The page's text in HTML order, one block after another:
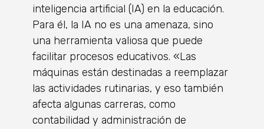
inteligencia artificial (IA) en la educación.
Para él, la IA no es una amenaza, sino
una herramienta valiosa que puede
facilitar procesos educativos. «Las
máquinas están destinadas a reemplazar
las actividades rutinarias, y eso también
afecta algunas carreras, como
contabilidad y administración de